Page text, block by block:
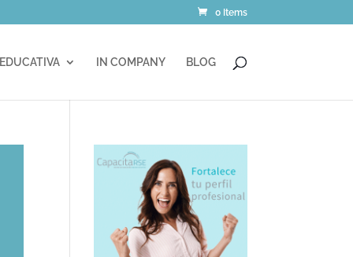
0 Items
IN COMPANY BLOG